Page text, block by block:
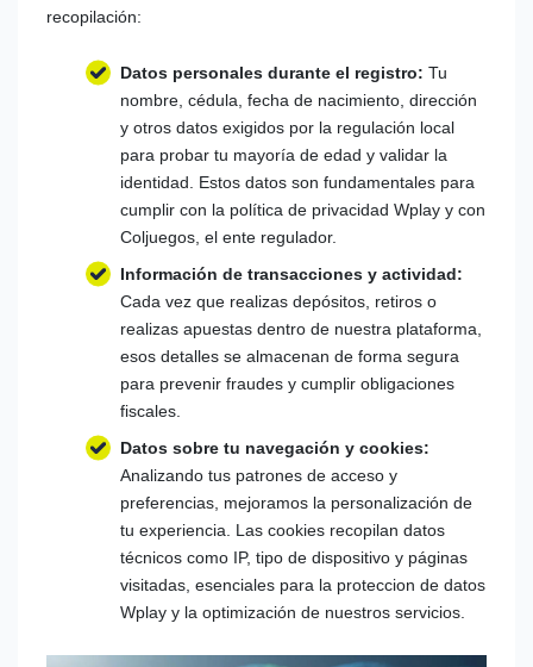
recopilación:
Datos personales durante el registro: Tu
nombre, cédula, fecha de nacimiento, dirección
y otros datos exigidos por la regulación local
para probar tu mayoría de edad y validar la
identidad. Estos datos son fundamentales para
cumplir con la política de privacidad Wplay y con
Coljuegos, el ente regulador.
Información de transacciones y actividad:
Cada vez que realizas depósitos, retiros o
realizas apuestas dentro de nuestra plataforma,
esos detalles se almacenan de forma segura
para prevenir fraudes y cumplir obligaciones
fiscales.
Datos sobre tu navegación y cookies:
Analizando tus patrones de acceso y
preferencias, mejoramos la personalización de
tu experiencia. Las cookies recopilan datos
técnicos como IP, tipo de dispositivo y páginas
visitadas, esenciales para la proteccion de datos
Wplay y la optimización de nuestros servicios.